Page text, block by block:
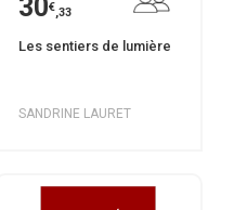
30€,33
Les sentiers de lumière
SANDRINE LAURET